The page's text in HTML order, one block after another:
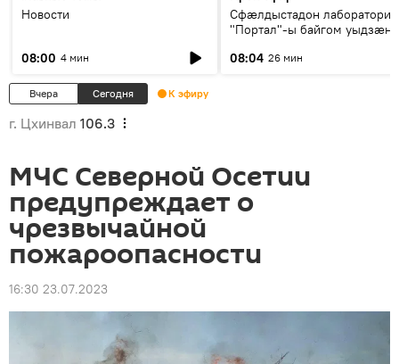
Новости
08:00 4 мин
Сфæлдыстадон лаборатори
"Портал"-ы байгом уыдзæн
Æхсары куыстыты равдыст
08:04 26 мин
Вчера Сегодня К эфиру
г. Цхинвал 106.3
МЧС Северной Осетии
предупреждает о
чрезвычайной
пожароопасности
16:30 23.07.2023